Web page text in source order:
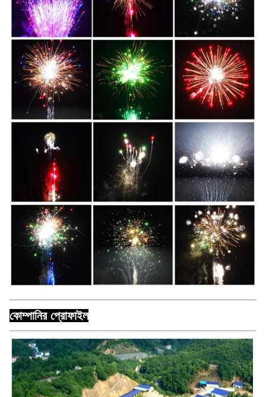
কোম্পানির প্রোফাইল